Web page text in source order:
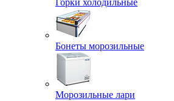
Горки холодильные
Бонеты морозильные
Морозильные лари